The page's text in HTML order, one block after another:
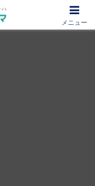
MIHOシネマ』
メニュー